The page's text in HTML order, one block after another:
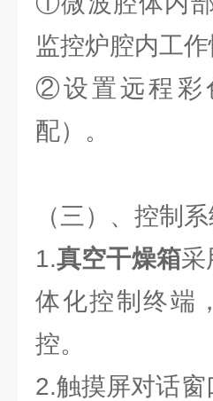
监控炉腔内工作
②设置远程彩
配）。
（三）、控制
1.真空干燥箱采
体化控制终端
控。
2.触摸屏对话